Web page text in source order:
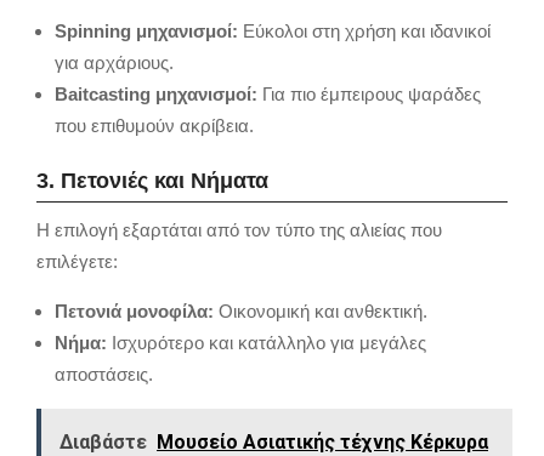
Spinning μηχανισμοί: Εύκολοι στη χρήση και ιδανικοί
για αρχάριους.
Baitcasting μηχανισμοί: Για πιο έμπειρους ψαράδες
που επιθυμούν ακρίβεια.
3. Πετονιές και Νήματα
Η επιλογή εξαρτάται από τον τύπο της αλιείας που
επιλέγετε:
Πετονιά μονοφίλα: Οικονομική και ανθεκτική.
Νήμα: Ισχυρότερο και κατάλληλο για μεγάλες
αποστάσεις.
Διαβάστε Μουσείο Ασιατικής τέχνης Κέρκυρα